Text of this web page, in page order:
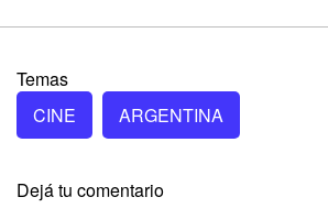
Temas
CINE
ARGENTINA
Dejá tu comentario